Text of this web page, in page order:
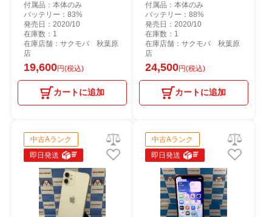
付属品：本体のみ
バッテリー：83%
発売日：2020/10
在庫数：1
在庫店舗：サクモバ 秋葉原
店
19,600円(税込)
カートに追加
付属品：本体のみ
バッテリー：88%
発売日：2020/10
在庫数：1
在庫店舗：サクモバ 秋葉原
店
24,500円(税込)
カートに追加
中古Aランク
即日発送
中古Aランク
即日発送